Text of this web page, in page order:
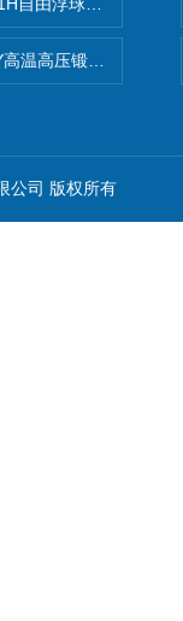
温高压锻钢止回阀
公司 版权所有